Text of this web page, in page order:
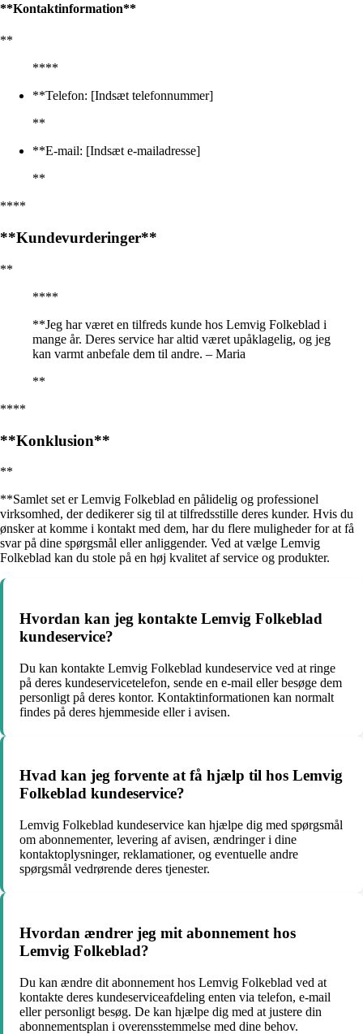
**Kontaktinformation**
**
****
**Telefon: [Indsæt telefonnummer]
**
**E-mail: [Indsæt e-mailadresse]
**
****
**Kundevurderinger**
**
****
**Jeg har været en tilfreds kunde hos Lemvig Folkeblad i
mange år. Deres service har altid været upåklagelig, og jeg
kan varmt anbefale dem til andre. – Maria
**
****
**Konklusion**
**
**Samlet set er Lemvig Folkeblad en pålidelig og professionel
virksomhed, der dedikerer sig til at tilfredsstille deres kunder. Hvis du
ønsker at komme i kontakt med dem, har du flere muligheder for at få
svar på dine spørgsmål eller anliggender. Ved at vælge Lemvig
Folkeblad kan du stole på en høj kvalitet af service og produkter.
Hvordan kan jeg kontakte Lemvig Folkeblad
kundeservice?
Du kan kontakte Lemvig Folkeblad kundeservice ved at ringe
på deres kundeservicetelefon, sende en e-mail eller besøge dem
personligt på deres kontor. Kontaktinformationen kan normalt
findes på deres hjemmeside eller i avisen.
Hvad kan jeg forvente at få hjælp til hos Lemvig
Folkeblad kundeservice?
Lemvig Folkeblad kundeservice kan hjælpe dig med spørgsmål
om abonnementer, levering af avisen, ændringer i dine
kontaktoplysninger, reklamationer, og eventuelle andre
spørgsmål vedrørende deres tjenester.
Hvordan ændrer jeg mit abonnement hos
Lemvig Folkeblad?
Du kan ændre dit abonnement hos Lemvig Folkeblad ved at
kontakte deres kundeserviceafdeling enten via telefon, e-mail
eller personligt besøg. De kan hjælpe dig med at justere din
abonnementsplan i overensstemmelse med dine behov.